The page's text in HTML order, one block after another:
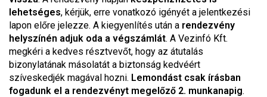
lehetséges, kérjük, erre vonatkozó igényét a jelentkezési
lapon előre jelezze. A kiegyenlítés után a rendezvény
helyszínén adjuk oda a végszámlát. A Vezinfó Kft.
megkéri a kedves résztvevőt, hogy az átutalás
bizonylatának másolatát a biztonság kedvéért
szíveskedjék magával hozni. Lemondást csak írásban
fogadunk el a rendezvényt megelőző 2. munkanapig.